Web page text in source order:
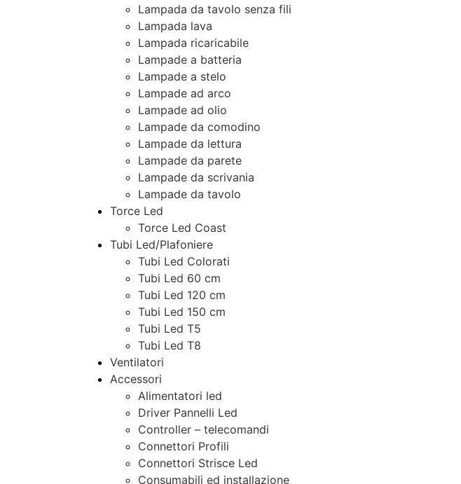
Lampada da tavolo senza fili
Lampada lava
Lampada ricaricabile
Lampade a batteria
Lampade a stelo
Lampade ad arco
Lampade ad olio
Lampade da comodino
Lampade da lettura
Lampade da parete
Lampade da scrivania
Lampade da tavolo
Torce Led
Torce Led Coast
Tubi Led/Plafoniere
Tubi Led Colorati
Tubi Led 60 cm
Tubi Led 120 cm
Tubi Led 150 cm
Tubi Led T5
Tubi Led T8
Ventilatori
Accessori
Alimentatori led
Driver Pannelli Led
Controller – telecomandi
Connettori Profili
Connettori Strisce Led
Consumabili ed installazione